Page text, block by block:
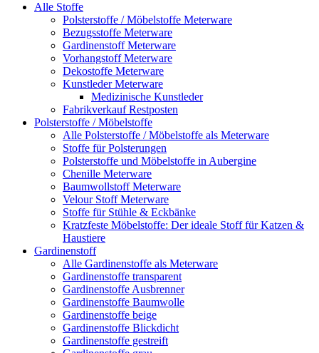
Alle Stoffe
Polsterstoffe / Möbelstoffe Meterware
Bezugsstoffe Meterware
Gardinenstoff Meterware
Vorhangstoff Meterware
Dekostoffe Meterware
Kunstleder Meterware
Medizinische Kunstleder
Fabrikverkauf Restposten
Polsterstoffe / Möbelstoffe
Alle Polsterstoffe / Möbelstoffe als Meterware
Stoffe für Polsterungen
Polsterstoffe und Möbelstoffe in Aubergine
Chenille Meterware
Baumwollstoff Meterware
Velour Stoff Meterware
Stoffe für Stühle & Eckbänke
Kratzfeste Möbelstoffe: Der ideale Stoff für Katzen &
Haustiere
Gardinenstoff
Alle Gardinenstoffe als Meterware
Gardinenstoffe transparent
Gardinenstoffe Ausbrenner
Gardinenstoffe Baumwolle
Gardinenstoffe beige
Gardinenstoffe Blickdicht
Gardinenstoffe gestreift